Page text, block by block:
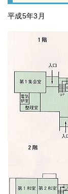
平成5年3月